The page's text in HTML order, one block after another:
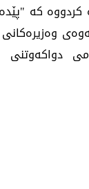
كردووه‌ كه‌